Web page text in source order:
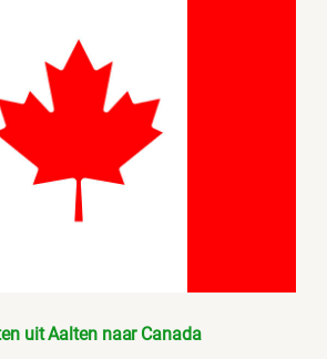
uit Aalten naar Canada